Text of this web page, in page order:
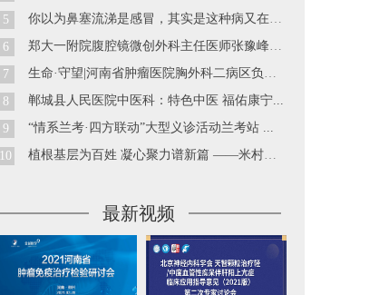
5 你以为鼻塞流涕是感冒，其实是这种病又在发作··· ...
6 郑大一附院腹腔镜微创外科主任医师张豫峰教授...
7 生命·守望|河南省肿瘤医院胸外科二病区负责人巴玉峰...
8 郸城县人民医院中医科：特色中医 福佑康宁...
9 “情系兰考·四方联动”大型义诊活动兰考站 ...
10 植根基层为百姓 凝心聚力谱新篇 ——米村镇中心卫生院工作...
最新视频